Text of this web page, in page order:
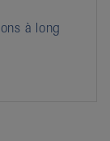
à long